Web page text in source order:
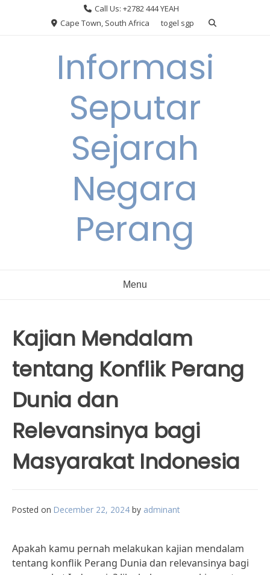
Call Us: +2782 444 YEAH
Cape Town, South Africa
togel sgp
Informasi
Seputar
Sejarah
Negara
Perang
Menu
Kajian Mendalam
tentang Konflik Perang
Dunia dan
Relevansinya bagi
Masyarakat Indonesia
Posted on December 22, 2024 by adminant
Apakah kamu pernah melakukan kajian mendalam
tentang konflik Perang Dunia dan relevansinya bagi